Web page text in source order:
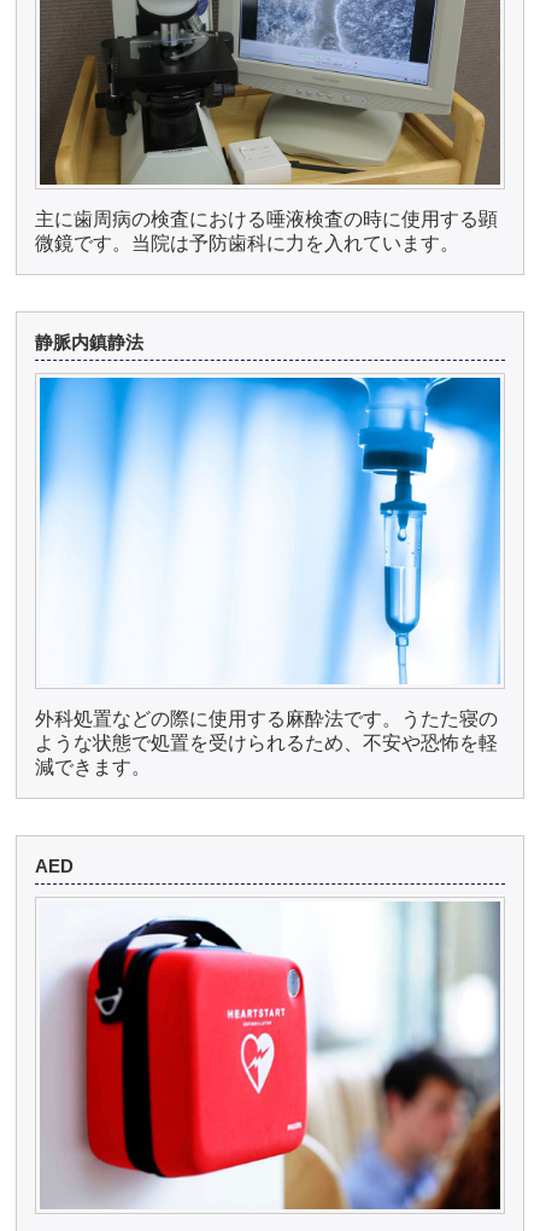
主に歯周病の検査における唾液検査の時に使用する顕
微鏡です。当院は予防歯科に力を入れています。
静脈内鎮静法
外科処置などの際に使用する麻酔法です。うたた寝の
ような状態で処置を受けられるため、不安や恐怖を軽
減できます。
AED